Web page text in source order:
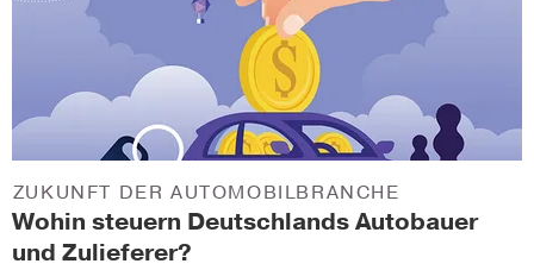
Wohin steuern Deutschlands Autobauer
und Zulieferer?
ZUKUNFT DER AUTOMOBILBRANCHE